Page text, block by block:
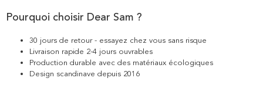
Pourquoi choisir Dear Sam ?
30 jours de retour - essayez chez vous sans risque
Livraison rapide 2-4 jours ouvrables
Production durable avec des matériaux écologiques
Design scandinave depuis 2016